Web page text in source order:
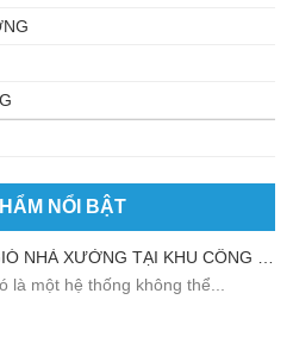
NỔI BẬT
là một hệ thống không thể...